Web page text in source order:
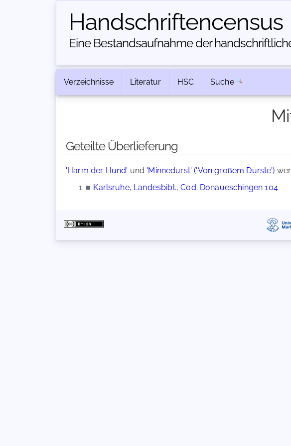
Handschriften­census
Eine Bestandsaufnahme der
Verzeichnisse Literatur HSC Suche
Geteilte Überlieferung
'Harm der Hund' und 'Minnedurst' ('Von großem Durste')
■ Karlsruhe, Landesbibl., Cod. Donaueschingen 104